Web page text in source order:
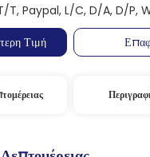
T, Paypal, L/C, D/A, D/P,
Τιμή